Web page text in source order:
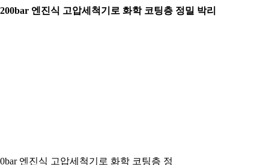
엔진식 고압세척기로 화학 코팅층 정밀 박리
엔진식 고압세척기로 화학 코팅층 정